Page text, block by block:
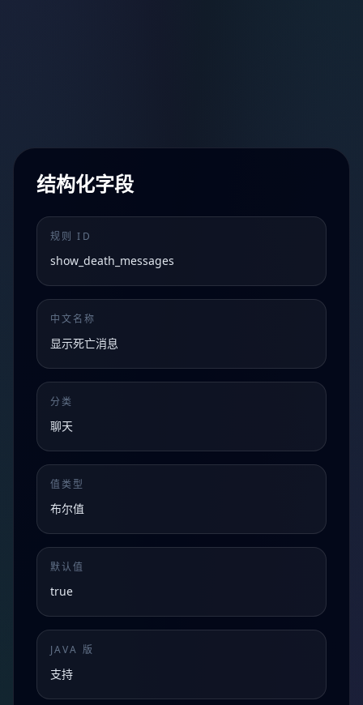
结构化字段
规则 ID
show_death_messages
中文名称
显示死亡消息
分类
聊天
值类型
布尔值
默认值
true
JAVA 版
支持